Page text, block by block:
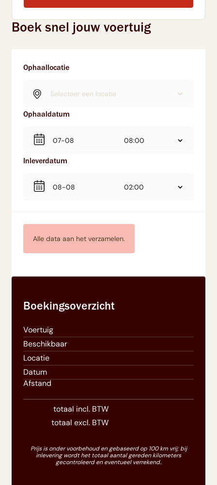
Boek snel jouw voertuig
Ophaallocatie
Ophaaldatum
Inleverdatum
Alle data aan het verzamelen.
Boekingsoverzicht
Voertuig
Beschikbaar
Locatie
Datum
Afstand
totaal incl. BTW
totaal excl. BTW
Prijs is onder voorbehoud en gebaseerd op 100 km vrij; bij
inlevering wordt het totaal aantal gereden kilometers
gecontroleerd en eventueel verrekend..